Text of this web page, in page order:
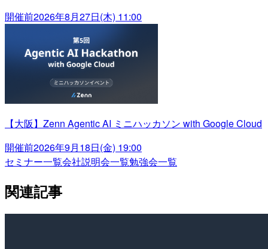
開催前2026年8月27日(木) 11:00
【大阪】Zenn Agentic AI ミニハッカソン with Google Cloud
開催前2026年9月18日(金) 19:00
セミナー一覧会社説明会一覧勉強会一覧
関連記事